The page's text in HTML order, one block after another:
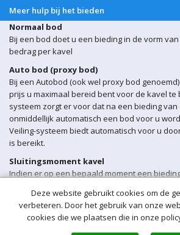
Meer hulp bij het bieden
Normaal bod
Bij een bod doet u een bieding in de vorm
bedrag per kavel
Auto bod (proxy bod)
Bij een Autobod (ook wel proxy bod
prijs u maximaal bereid bent voor de kavel te
systeem zorgt er voor dat na een bieding
onmiddellijk automatisch een bod voor u
Veiling-systeem biedt automatisch voor u
is bereikt.
Sluitingsmoment kavel
Indien er op een bepaald moment een
sluitingsmoment van de betreffende kavel
met 5 minuten.
Deze website gebruikt cookies om de
verbeteren. Door het gebruik van onze
cookies die we plaatsen die in onze